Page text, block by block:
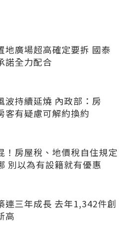
地廣場超高確定要拆 國泰
諾全力配合
波持續延燒 內政部：房
客有疑慮可解約換約
！房屋稅、地價稅自住規定
別以為有設籍就有優惠
連三年成長 去年1,342件創
高